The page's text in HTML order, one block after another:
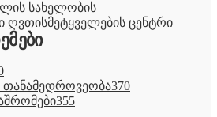
სახელობის
ცენტრი
თანამედროვეობა370
355